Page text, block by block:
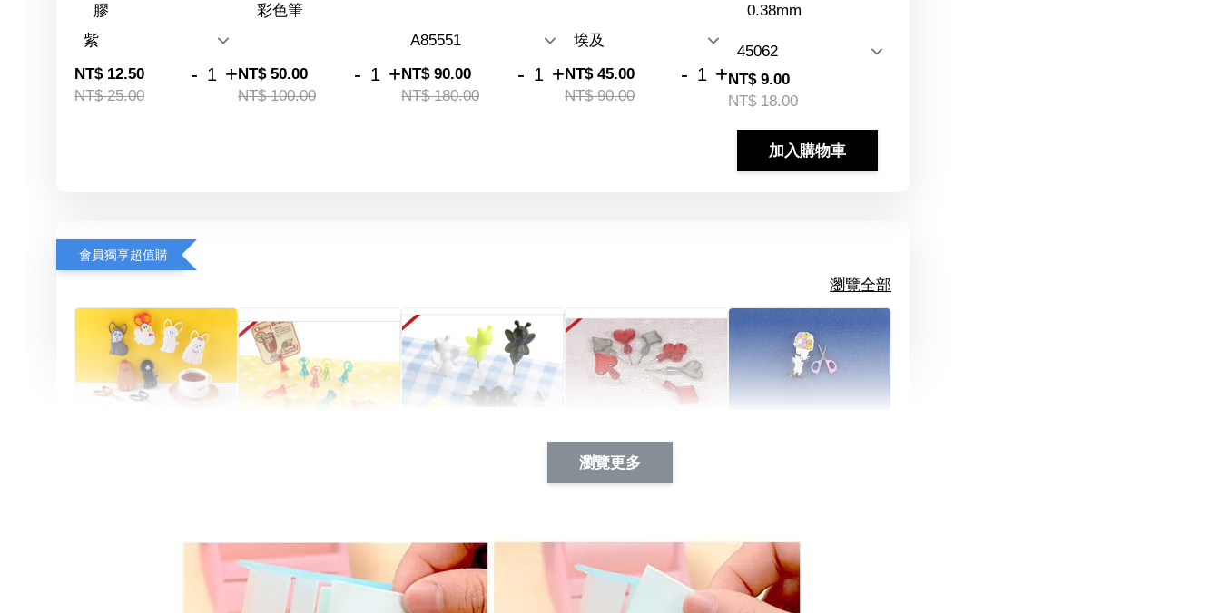
膠
NT$ 12.50
NT$ 25.00
- +
彩色筆
NT$ 50.00
NT$ 100.00
- +NT$ 90.00
NT$ 180.00
- +NT$ 45.00
NT$ 90.00
- +
0.38mm
NT$ 9.00
NT$ 18.00
加入購物車
會員獨享超值購
瀏覽全部
Artsign 撲克牌 圖釘
加入購物車
瀏覽更多